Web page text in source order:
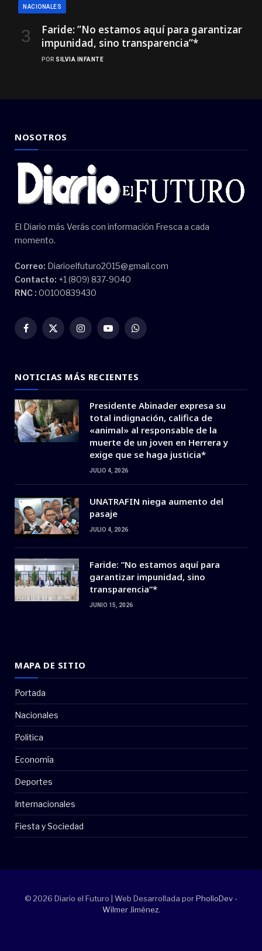
NACIONALES
Faride: ”No estamos aquí para garantizar
impunidad, sino transparencia”*
POR SILVIA INFANTE
NOSOTROS
El Diario más Verás con información Fresca a cada
momento.
Correo: Diarioelfuturo2015@gmail.com
Contacto: +1 (809) 837-9040
RNC : 00100839430
Facebook
X
InstagramYouTubeWhatsApp
NOTICIAS MÁS RECIENTES
Presidente Abinader expresa su
total indignación, califica de
«animal» al responsable de la
muerte de un joven en Herrera y
exige que se haga justicia*
JULIO 4, 2026
UNATRAFIN niega aumento del
pasaje
JULIO 4, 2026
Faride: ”No estamos aquí para
garantizar impunidad, sino
transparencia”*
JUNIO 15, 2026
MAPA DE SITIO
Portada
Nacionales
Politica
Economía
Deportes
Internacionales
Fiesta y Sociedad
© 2026 Diario el Futuro | Web Desarrollada porPholioDev -
Wilmer Jiménez.